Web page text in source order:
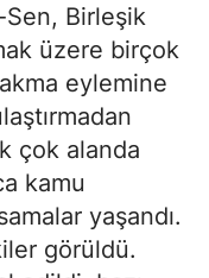
Birleşik
üzere birçok
eylemine
çok alanda
kamu
yaşandı.
görüldü.